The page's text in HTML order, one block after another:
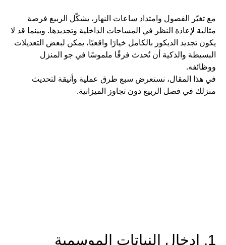
مع تغيّر الفصول وامتداد ساعات النهار، يشكّل الربيع فرصة
مثالية لإعادة النظر في المساحات الداخلية وتجديدها. وبينما قد لا
يكون تجديد الديكور بالكامل خيارًا واقعيًا، يمكن لبعض التعديلات
البسيطة والذكية أن تُحدث فرقًا ملموسًا في جو المنزل
ووظائفه.
في هذا المقال، نستعرض سبع طرق عملية وأنيقة لتحديث
منزلك في فصل الربيع دون تجاوز الميزانية.
1. إدخال النباتات الموسمية